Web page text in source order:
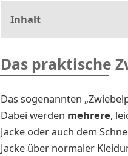
Inhalt
Das praktische
Das sogenannten
Dabei werden mehrere,
Jacke oder auch dem
Jacke über normaler